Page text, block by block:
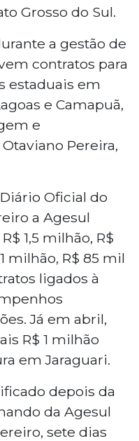
Grosso do Sul.
a gestão de
contratos para
estaduais em
e Camapuã,
e
Pereira,
Oficial do
a Agesul
1,5 milhão, R$
milhão, R$ 85 mil
ligados à
Já em abril,
R$ 1 milhão
em Jaraguari.
depois da
da Agesul
sete dias